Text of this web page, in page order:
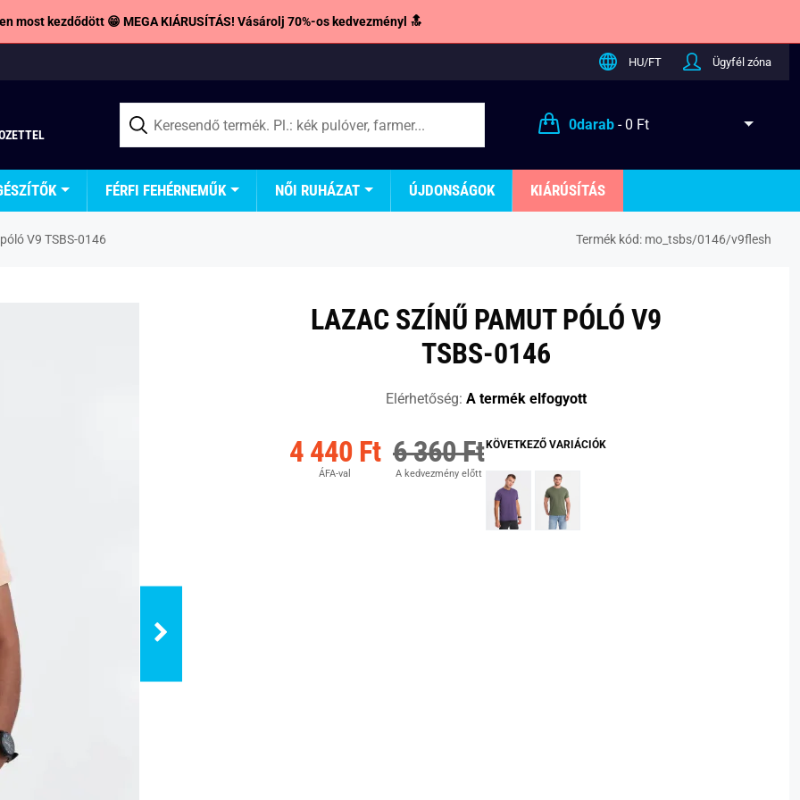
most kezdődött 😁 MEGA KIÁRUSÍTÁS! Vásárolj 70%-os kedvezményl 🔝
HU/FT Ügyfél zóna
0darab- 0 Ft
FÉRFI FEHÉRNEMŰK NŐI RUHÁZAT ÚJDONSÁGOK KIÁRÚSÍTÁS
V9 TSBS-0146 Termék kód: mo_tsbs/0146/v9flesh
LAZAC SZÍNŰ PAMUT PÓLÓ V9
TSBS-0146
Elérhetőség: A termék elfogyott
4 440 Ft
ÁFA-val
6 360 Ft
A kedvezmény előtt
KÖVETKEZŐ VARIÁCIÓK